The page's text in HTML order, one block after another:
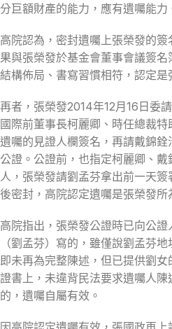
分巨額財產的能力，應有遺囑能力
高院認為，密封遺囑上張榮發的
果與張榮發於基金會董事會議簽
結構佈局、書寫習慣相符，認定是
再者，張榮發2014年12月16日委
國際前董事長柯麗卿、時任總裁
遺囑的見證人欄簽名，再請戴錦
公證。公證前，也指定柯麗卿、
人，張榮發請劉孟芬拿出前一天
後密封，高院認定遺囑是張榮發所
高院指出，張榮發公證時已向公證
（劉孟芬）寫的，雖僅說劉孟芬
即未再為完整陳述，但已提供劉
證書上，未違背民法要求遺囑人
的，遺囑自屬有效。